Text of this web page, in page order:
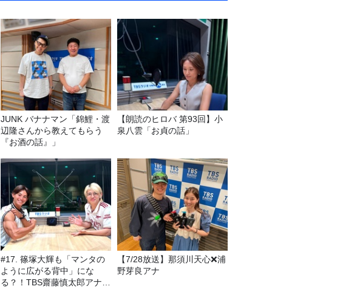
JUNK バナナマン「錦鯉・渡
辺隆さんから教えてもらう
『お酒の話』」
【朗読のヒロバ 第93回】小
泉八雲「お貞の話」
#17. 篠塚大輝も「マンタの
ように広がる背中」にな
る？！TBS齋藤慎太郎アナに
【7/28放送】那須川天心❌浦
野芽良アナ